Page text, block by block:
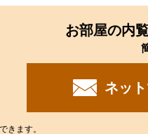
お部屋の内
ネッ
きます。